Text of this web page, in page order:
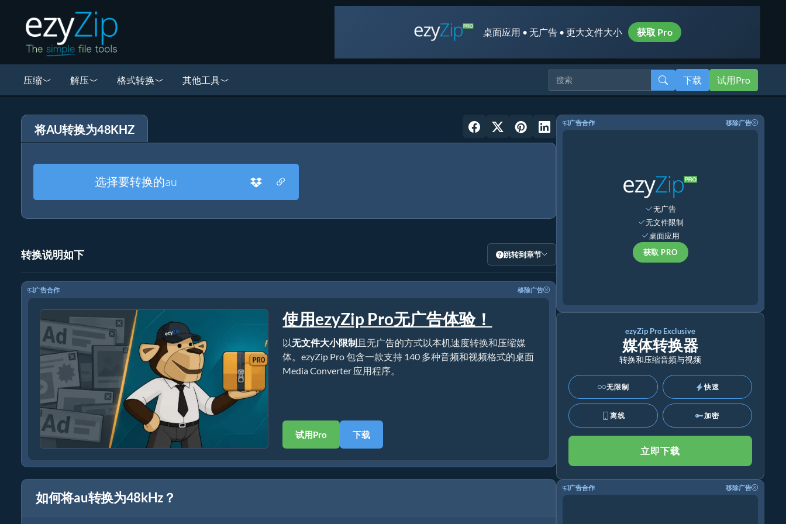
桌面应用 • 无广告 • 更大文件大小 获取 Pro
压缩 解压 格式转换 其他工具 下载 试用Pro
将AU转换为48KHZ
选择要转换的au
转换说明如下 跳转到章节
广告合作 移除广告
使用ezyZip Pro无广告体验！
以无文件大小限制且无广告的方式以本机速度转换和压缩媒
体。ezyZip Pro 包含一款支持 140 多种音频和视频格式的桌面
Media Converter 应用程序。
试用Pro 下载
如何将au转换为48kHz？
广告合作 移除广告
无广告
无文件限制
桌面应用
获取 PRO
ezyZip Pro Exclusive
媒体转换器
转换和压缩音频与视频
无限制 快速
离线 加密
立即下载
广告合作 移除广告